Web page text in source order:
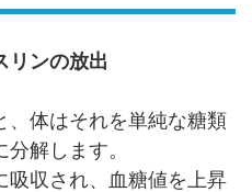
リンの放出
、体はそれを単純な糖類
分解します。
吸収され、血糖値を上昇